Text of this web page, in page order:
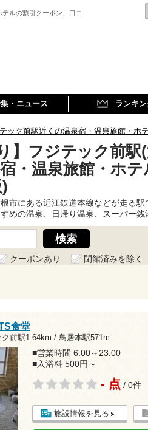
ルの割引クーポン、口コ
・ニュース ランキ
ック前駅近くの温泉宿・温泉旅館・ホ
】フジテック前駅
・温泉旅館・ホテ
市にある近江鉄道本線などが走る
めの温泉、日帰り温泉、スーパー銭
クーポンあり
閉館済みを除く
食堂
ク前駅1.64km / 鳥居本駅571m
■営業時間 6:00～23:00
■入浴料 500円～
- 点 / 0件
施設情報を見る